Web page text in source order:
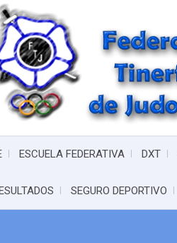
ESCUELA FEDERATIVA DXT
SEGURO DEPORTIVO